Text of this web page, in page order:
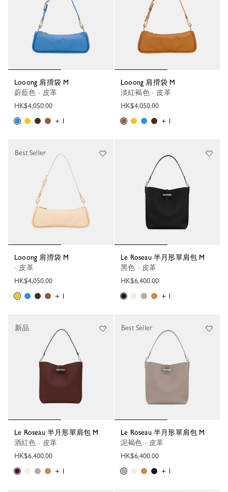
Looong 肩揹袋 M
蔚藍色 - 皮革
HK$4,050.00
+ 1
Looong 肩揹袋 M
淡紅褐色 - 皮革
HK$4,050.00
+ 1
Looong 肩揹袋 M
- 皮革
HK$4,050.00
+ 1
Best Seller
Le Roseau 半月形單肩包 M
黑色 - 皮革
HK$6,400.00
+ 1
Le Roseau 半月形單肩包 M
酒紅色 - 皮革
HK$6,400.00
+ 1
新品
Le Roseau 半月形單肩包 M
泥褐色 - 皮革
HK$6,400.00
+ 1
Best Seller